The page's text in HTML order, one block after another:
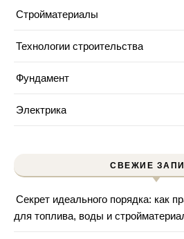
Стройматериалы
Технологии строительства
Фундамент
Электрика
СВЕЖИЕ
Секрет идеального порядка: как
для топлива, воды и